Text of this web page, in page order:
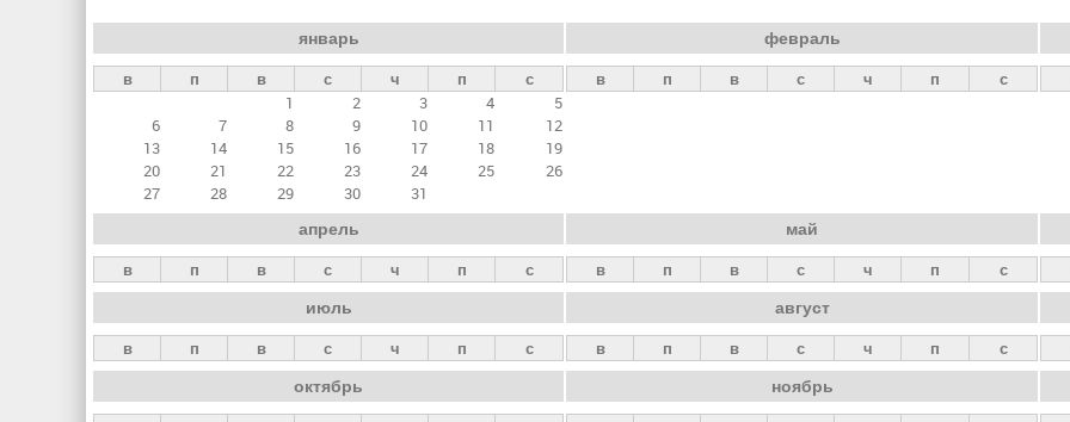
н
ы
е
а
д
к
и
январь
в п в с ч п
с
1
2 3 4
5
6
7 8 9 10 11
12
13
14 15 16 17 18
19
20
21 22 23 24 25
26
27
28 29 30 31
февраль
в п в с ч п с
апрель
в п в с ч п с
май
в п в с ч п с
июль
в п в с ч п с
август
в п в с ч п с
октябрь ноябрь